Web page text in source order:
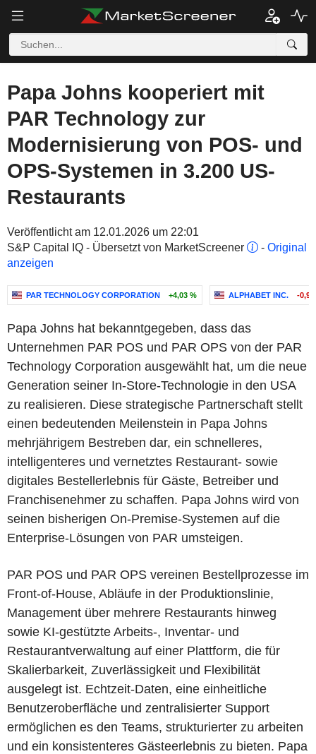
Papa Johns kooperiert mit
PAR Technology zur
Modernisierung von POS- und
OPS-Systemen in 3.200 US-
Restaurants
Veröffentlicht am 12.01.2026 um 22:01
S&P Capital IQ - Übersetzt von MarketScreener
- Original
anzeigen
PAR TECHNOLOGY CORPORATION +4,03 % ALPHABET INC. -0,96
Papa Johns hat bekanntgegeben, dass das
Unternehmen PAR POS und PAR OPS von der PAR
Technology Corporation ausgewählt hat, um die neue
Generation seiner In-Store-Technologie in den USA
zu realisieren. Diese strategische Partnerschaft stellt
einen bedeutenden Meilenstein in Papa Johns
mehrjährigem Bestreben dar, ein schnelleres,
intelligenteres und vernetztes Restaurant- sowie
digitales Bestellerlebnis für Gäste, Betreiber und
Franchisenehmer zu schaffen. Papa Johns wird von
seinen bisherigen On-Premise-Systemen auf die
Enterprise-Lösungen von PAR umsteigen.
PAR POS und PAR OPS vereinen Bestellprozesse im
Front-of-House, Abläufe in der Produktionslinie,
Management über mehrere Restaurants hinweg
sowie KI-gestützte Arbeits-, Inventar- und
Restaurantverwaltung auf einer Plattform, die für
Skalierbarkeit, Zuverlässigkeit und Flexibilität
ausgelegt ist. Echtzeit-Daten, eine einheitliche
Benutzeroberfläche und zentralisierter Support
ermöglichen es den Teams, strukturierter zu arbeiten
und ein konsistenteres Gästeerlebnis zu bieten. Papa